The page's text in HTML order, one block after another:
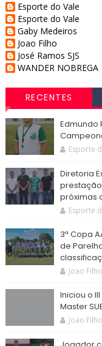
Esporte do Vale
Esporte do Vale
Gaby Medeiros
Joao Filho
José Ramos SJS
WANDER NOBREGA
RECENTES
Edmundo
Esporte
Diretoria
próximas
Esporte
3ª Copa
de
Joao Filho
Iniciou o
Master
Joao Filho